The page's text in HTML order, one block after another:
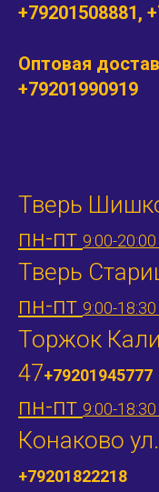
+79201508881,
Оптовая
+79201990919
Тверь
пн-пт 9:00-20:00
Тверь
пн-пт 9:00-18:30
Торжок
47+79201945777
пн-пт 9:00-18:30
Конаково
+79201822218